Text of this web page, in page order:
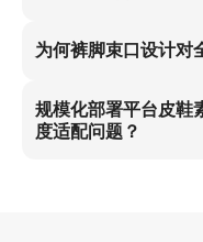
态站立状态下精准模拟纤细
为何裤脚束口设计对
厚底设计融入男士街头潮流
球化营销中人体工学与潮流
规模化部署平台皮鞋
度适配问题？